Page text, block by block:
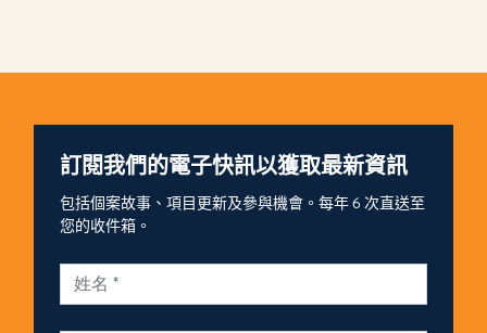
訂閱我們的電子快訊以獲取最新資訊
包括個案故事、項目更新及參與機會。每年 6 次直送至
您的收件箱。